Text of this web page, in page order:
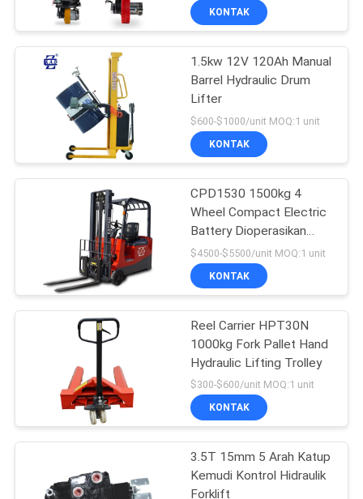
TENTANG
KAMI
PABRIK
KONTROL
KUALITAS
HUBUNGI
KAMI
PERMINTAAN
PENAWARAN
Stacker Palet Semi
Listrik
29
Stacker Angkat
Pallet
33
Stacker Palet
Manual
KONTAK
1.5kw 12V 120Ah Manual
Barrel Hydraulic Drum
Lifter
$600-$1000/unit MOQ:1 unit
KONTAK
CPD1530 1500kg 4
Wheel Compact Electric
Battery Dioperasikan
Forklift
$4500-$5500/unit MOQ:1 unit
KONTAK
Reel Carrier HPT30N
1000kg Fork Pallet Hand
Hydraulic Lifting Trolley
$300-$600/unit MOQ:1 unit
KONTAK
3.5T 15mm 5 Arah Katup
Kemudi Kontrol Hidraulik
Forklift